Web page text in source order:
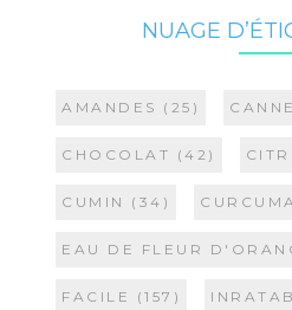
NUAGE
AMANDES (25)
CHOCOLAT (42)
CUMIN (34)
EAU DE FLEUR
FACILE (157)